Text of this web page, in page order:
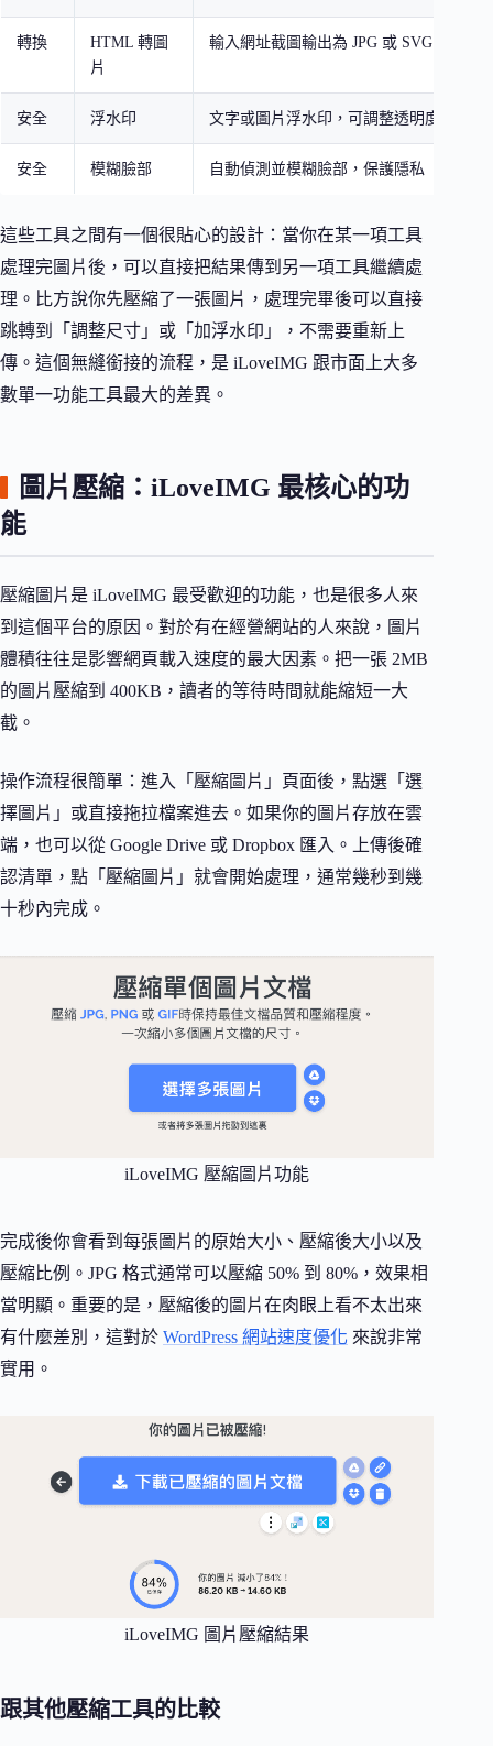
轉換
HTML 轉圖
片
輸入網址截圖輸出為 JPG 或 SVG
安全 浮水印 文字或圖片浮水印，可調整透明度與位置
安全 模糊臉部 自動偵測並模糊臉部，保護隱私（2026
這些工具之間有一個很貼心的設計：當你在某一項工具
處理完圖片後，可以直接把結果傳到另一項工具繼續處
理。比方說你先壓縮了一張圖片，處理完畢後可以直接
跳轉到「調整尺寸」或「加浮水印」，不需要重新上
傳。這個無縫銜接的流程，是 iLoveIMG 跟市面上大多
數單一功能工具最大的差異。
圖片壓縮：iLoveIMG 最核心的功
能
壓縮圖片是 iLoveIMG 最受歡迎的功能，也是很多人來
到這個平台的原因。對於有在經營網站的人來說，圖片
體積往往是影響網頁載入速度的最大因素。把一張 2MB
的圖片壓縮到 400KB，讀者的等待時間就能縮短一大
截。
操作流程很簡單：進入「壓縮圖片」頁面後，點選「選
擇圖片」或直接拖拉檔案進去。如果你的圖片存放在雲
端，也可以從 Google Drive 或 Dropbox 匯入。上傳後確
認清單，點「壓縮圖片」就會開始處理，通常幾秒到幾
十秒內完成。
iLoveIMG 壓縮圖片功能
完成後你會看到每張圖片的原始大小、壓縮後大小以及
壓縮比例。JPG 格式通常可以壓縮 50% 到 80%，效果相
當明顯。重要的是，壓縮後的圖片在肉眼上看不太出來
有什麼差別，這對於 WordPress 網站速度優化 來說非常
實用。
iLoveIMG 圖片壓縮結果
跟其他壓縮工具的比較